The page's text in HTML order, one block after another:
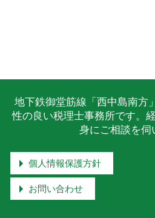
地下鉄御堂筋線「西中島南方
性の良い税理士事務所です。
身にご相談を伺
個人情報保護方針
お問い合わせ